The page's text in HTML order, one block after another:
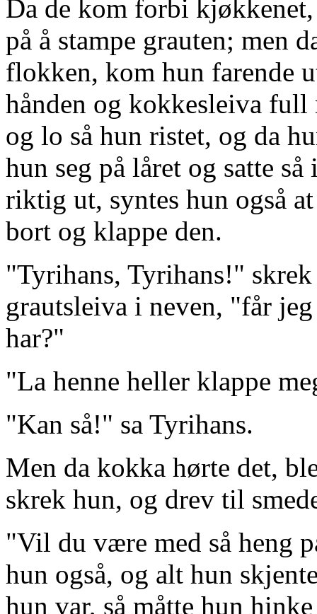
Da de kom forbi
på å stampe grauten; men
flokken, kom hun farende
hånden og kokkesleiva full
og lo så hun ristet, og da
hun seg på låret og satte
riktig ut, syntes hun også
bort og klappe den.
"Tyrihans, Tyrihans!"
grautsleiva i neven, "får
har?"
"La henne heller klappe
"Kan så!" sa Tyrihans.
Men da kokka hørte det,
skrek hun, og drev til
"Vil du være med så heng
hun også, og alt hun
hun var, så måtte hun